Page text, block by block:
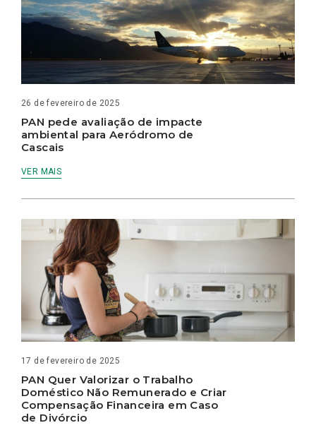
26 de fevereiro de 2025
PAN pede avaliação de impacte
ambiental para Aeródromo de
Cascais
VER MAIS
17 de fevereiro de 2025
PAN Quer Valorizar o Trabalho
Doméstico Não Remunerado e Criar
Compensação Financeira em Caso
de Divórcio